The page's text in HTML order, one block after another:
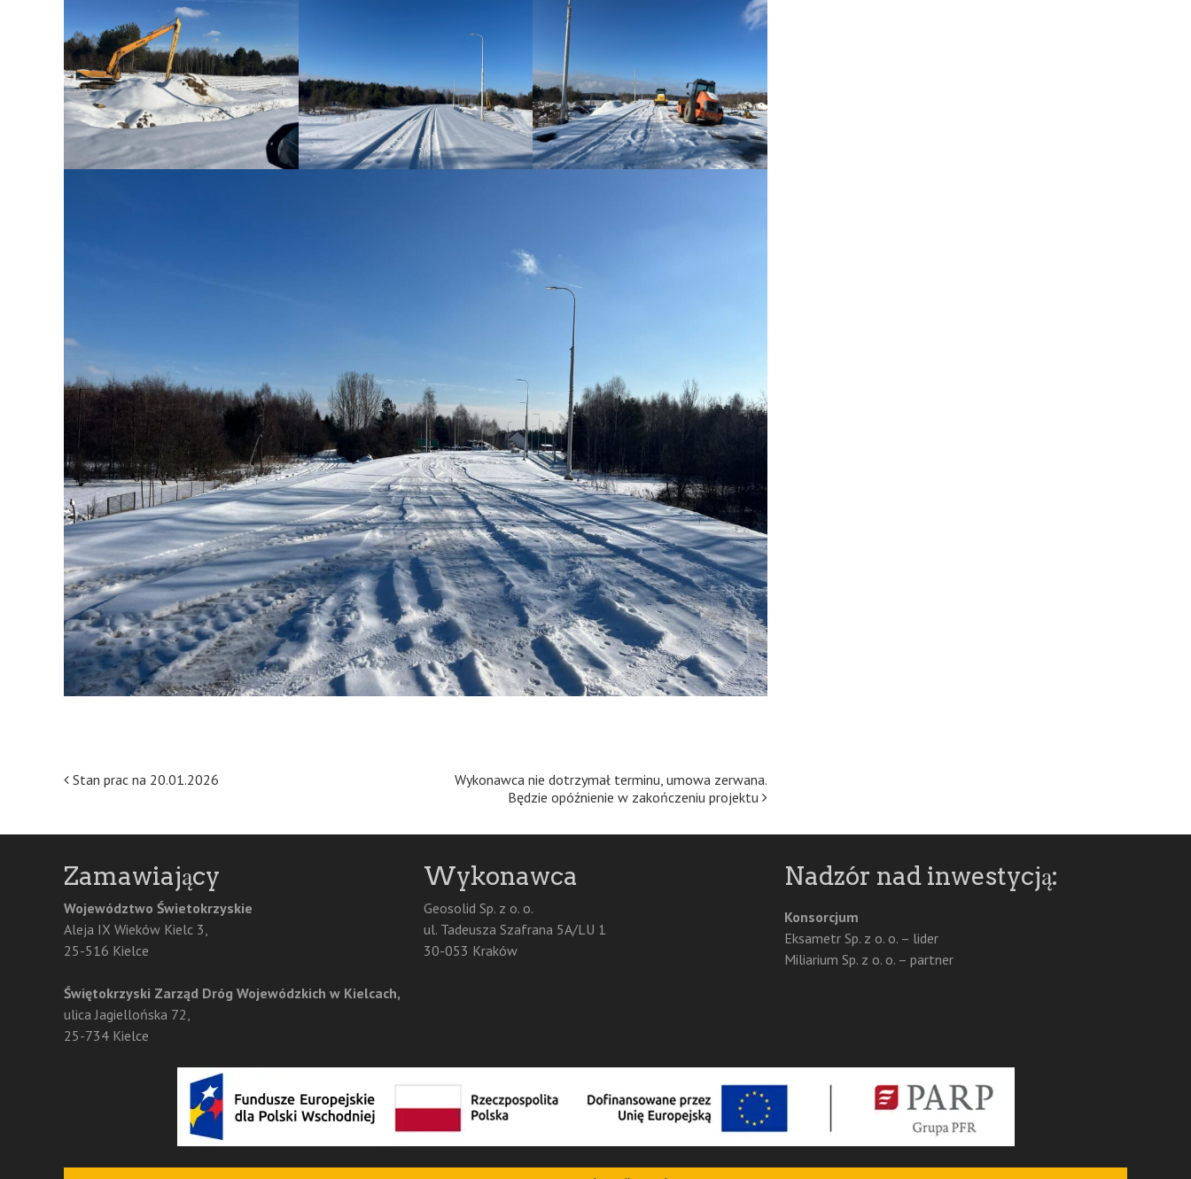
Post
Stan prac na 20.01.2026
Wykonawca nie dotrzymał terminu, umowa zerwana.
Będzie opóźnienie w zakończeniu projektu
Zamawiający
Województwo Świetokrzyskie
Aleja IX Wieków Kielc 3,
25-516 Kielce
Świętokrzyski Zarząd Dróg Wojewódzkich w Kielcach,
ulica Jagiellońska 72,
25-734 Kielce
Wykonawca
Geosolid Sp. z o. o.
ul. Tadeusza Szafrana 5A/LU 1
30-053 Kraków
Nadzór nad inwestycją:
Konsorcjum
Eksametr Sp. z o. o. – lider
Miliarium Sp. z o. o. – partner